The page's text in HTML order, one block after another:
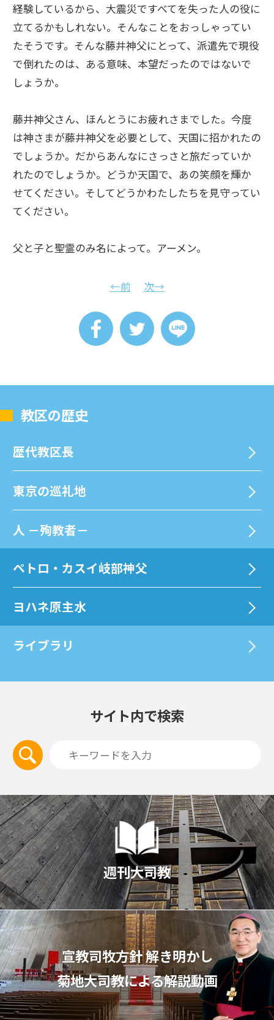
経験しているから、大震災ですべてを失った人の役に
立てるかもしれない。そんなことをおっしゃってい
たそうです。そんな藤井神父にとって、派遣先で現役
で倒れたのは、ある意味、本望だったのではないで
しょうか。
藤井神父さん、ほんとうにお疲れさまでした。今度
は神さまが藤井神父を必要として、天国に招かれたの
でしょうか。だからあんなにさっさと旅だっていか
れたのでしょうか。どうか天国で、あの笑顔を輝か
せてください。そしてどうかわたしたちを見守ってい
てください。
父と子と聖霊のみ名によって。アーメン。
←前 次→
教区の歴史
歴代教区⻑
東京の巡礼地
⼈ －殉教者－
ペトロ・カスイ岐部神父
ヨハネ原主水
ライブラリ
サイト内で検索
週刊大司教
宣教司牧⽅針 解き明かし
菊地⼤司教による解説動画